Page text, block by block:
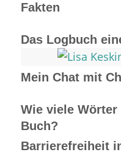
Fakten
Das Logbuch
Mein Chat mit
Wie viele
Buch?
Barrierefreiheit